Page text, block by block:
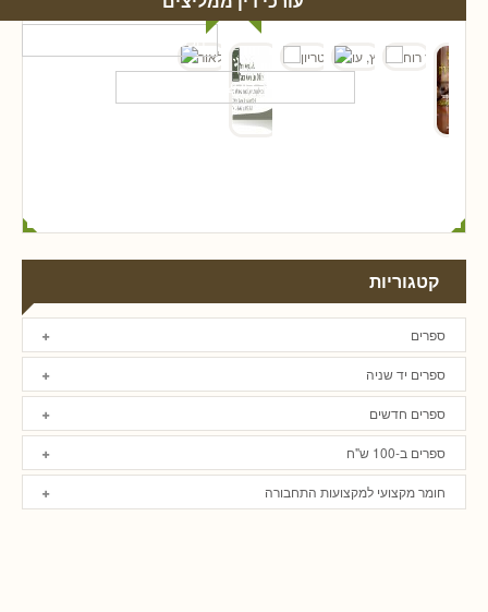
קטגוריות
ספרים
ספרים יד שניה
ספרים חדשים
ספרים ב-100 ש"ח
חומר מקצועי למקצועות התחבורה